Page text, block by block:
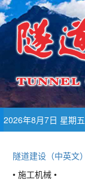
2026年8月7日 星期五
隧道建设（中英文）
• 施工机械 •